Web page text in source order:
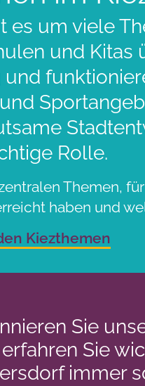
um viele
und Kitas
Rolle.
Themen,
haben und
Kiezthemen
Sie
Sie
immer